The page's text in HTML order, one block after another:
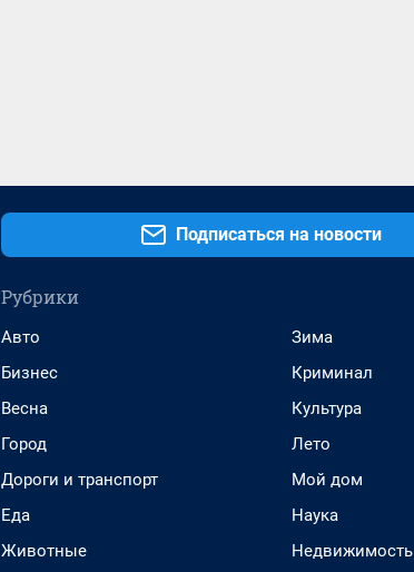
Подписаться на новости
Рубрики
Авто
Бизнес
Весна
Город
Дороги и транспорт
Еда
Животные
Зима
Криминал
Культура
Лето
Мой дом
Наука
Недвижимость